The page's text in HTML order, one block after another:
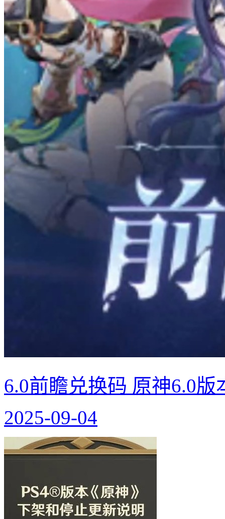
6.0前瞻兑换码 原神6.0版
2025-09-04